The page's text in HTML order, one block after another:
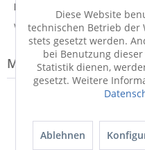
Hersteller
Weitere Informationen
Modell-Familie: SILKY
Diese Website
technischen Betrieb
stets gesetzt werden.
bei Benutzung
Statistik dienen,
gesetzt. Weitere
Ablehnen